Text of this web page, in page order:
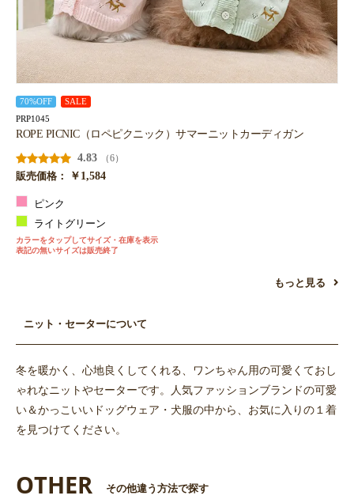
70%OFF SALE
PRP1045
ROPE PICNIC（ロペピクニック）サマーニットカーディガン
4.83
（6）
販売価格：
￥1,584
ピンク
ライトグリーン
カラーをタップしてサイズ・在庫を表示
表記の無いサイズは販売終了
もっと見る
ニット・セーターについて
冬を暖かく、心地良くしてくれる、ワンちゃん用の可愛くておし
ゃれなニットやセーターです。人気ファッションブランドの可愛
い＆かっこいいドッグウェア・犬服の中から、お気に入りの１着
を見つけてください。
OTHER その他違う方法で探す